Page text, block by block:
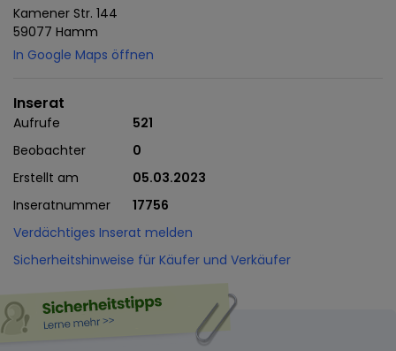
Kamener Str. 144
59077 Hamm
In Google Maps öffnen
Inserat
Aufrufe
521
Beobachter
0
Erstellt am
05.03.2023
Inseratnummer
17756
Verdächtiges Inserat melden
Sicherheitshinweise für Käufer und Verkäufer